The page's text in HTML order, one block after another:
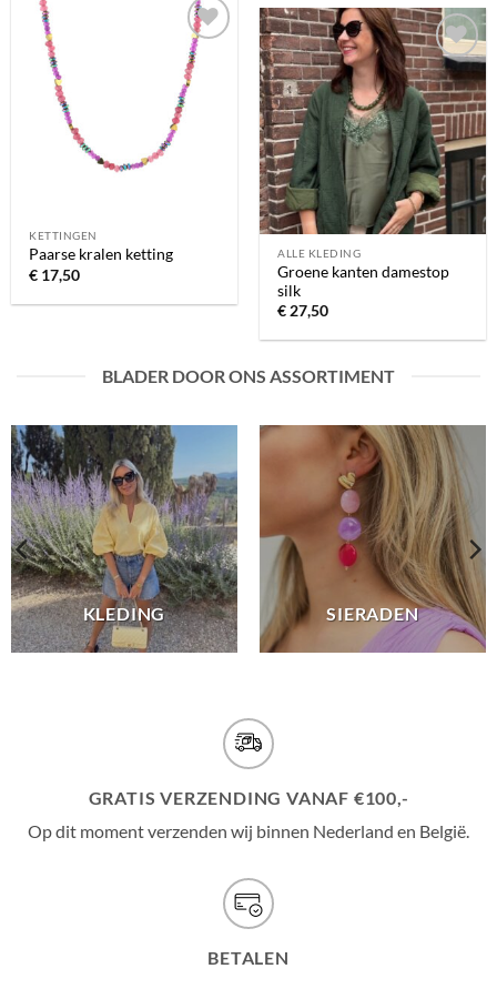
Toevoegen
aan
verlanglijst
KETTINGEN
Paarse kralen ketting
€ 17,50
Toevoegen
aan
verlanglijst
ALLE KLEDING
Groene kanten damestop
silk
€ 27,50
BLADER DOOR ONS ASSORTIMENT
KLEDING SIERADEN
GRATIS VERZENDING VANAF €100,-
Op dit moment verzenden wij binnen Nederland en België.
BETALEN